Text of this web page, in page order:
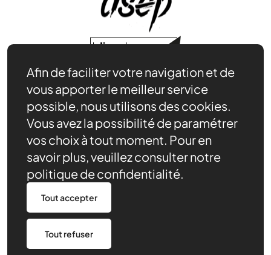
Nos actions
Nos ressources
Actualités
Agenda
Notre rôle
Contact
Nous trouver
Politique de confidentialité
Afin de faciliter votre navigation et de
vous apporter le meilleur service
possible, nous utilisons des cookies.
Vous avez la possibilité de paramétrer
vos choix à tout moment. Pour en
savoir plus, veuillez consulter notre
politique de confidentialité.
Tout accepter
Tout refuser